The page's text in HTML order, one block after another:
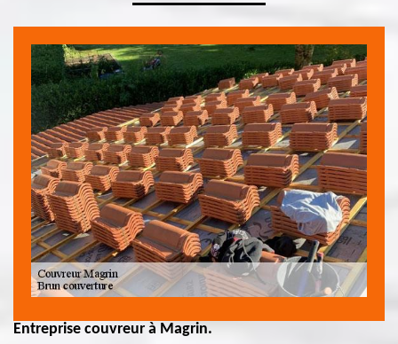
Entreprise couvreur à Magrin.